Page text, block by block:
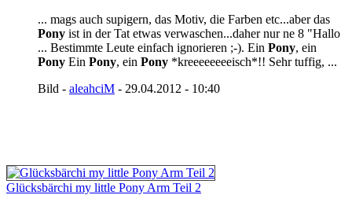
... mags auch supigern, das Motiv, die Farben etc...aber das
Pony ist in der Tat etwas verwaschen...daher nur ne 8 "Hallo
... Bestimmte Leute einfach ignorieren ;-). Ein Pony, ein
Pony Ein Pony, ein Pony *kreeeeeeeeisch*!! Sehr tuffig, ...
Bild - aleahciM - 29.04.2012 - 10:40
Glücksbärchi my little Pony Arm Teil 2